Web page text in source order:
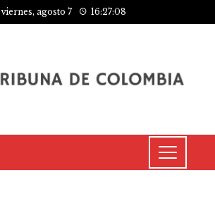
viernes, agosto 7 16:27:09